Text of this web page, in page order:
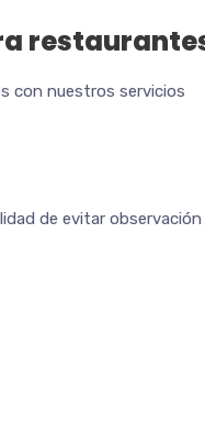
con nuestros servicios
de evitar observación